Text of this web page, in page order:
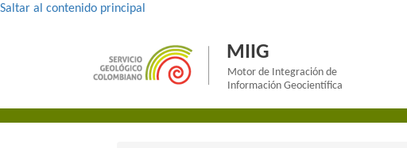
Saltar al contenido principal
MIIG
Motor de Integración de
Información Geocientífica